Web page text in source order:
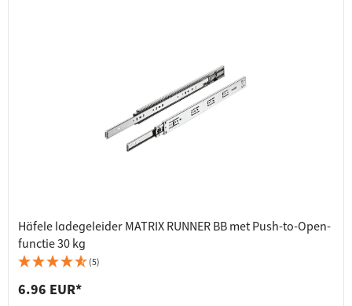
Häfele ladegeleider MATRIX RUNNER BB met Push-to-Open-
functie 30 kg
(5)
6.96 EUR*